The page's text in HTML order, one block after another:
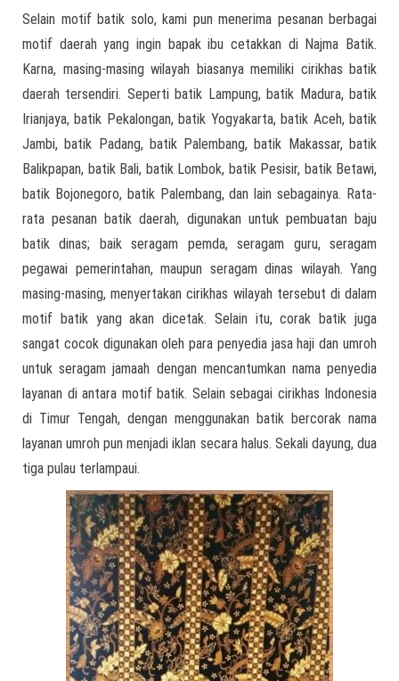
Selain motif batik solo, kami pun menerima pesanan berbagai
motif daerah yang ingin bapak ibu cetakkan di Najma Batik.
Karna, masing-masing wilayah biasanya memiliki cirikhas batik
daerah tersendiri. Seperti batik Lampung, batik Madura, batik
Irianjaya, batik Pekalongan, batik Yogyakarta, batik Aceh, batik
Jambi, batik Padang, batik Palembang, batik Makassar, batik
Balikpapan, batik Bali, batik Lombok, batik Pesisir, batik Betawi,
batik Bojonegoro, batik Palembang, dan lain sebagainya. Rata-
rata pesanan batik daerah, digunakan untuk pembuatan baju
batik dinas; baik seragam pemda, seragam guru, seragam
pegawai pemerintahan, maupun seragam dinas wilayah. Yang
masing-masing, menyertakan cirikhas wilayah tersebut di dalam
motif batik yang akan dicetak. Selain itu, corak batik juga
sangat cocok digunakan oleh para penyedia jasa haji dan umroh
untuk seragam jamaah dengan mencantumkan nama penyedia
layanan di antara motif batik. Selain sebagai cirikhas Indonesia
di Timur Tengah, dengan menggunakan batik bercorak nama
layanan umroh pun menjadi iklan secara halus. Sekali dayung, dua
tiga pulau terlampaui.